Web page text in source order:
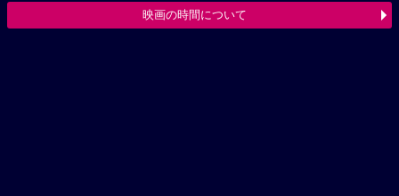
映画の時間について